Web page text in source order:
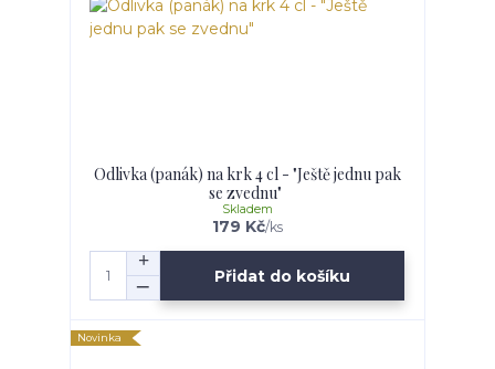
Odlivka (panák) na krk 4 cl - "Ještě jednu pak
se zvednu"
179 Kč/ks
Skladem
Přidat do košíku
Novinka